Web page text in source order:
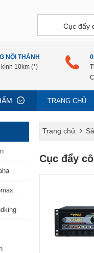
NỘI THÀNH
10km (*)
TRANG CHỦ
Trang chủ
Cục đẩy